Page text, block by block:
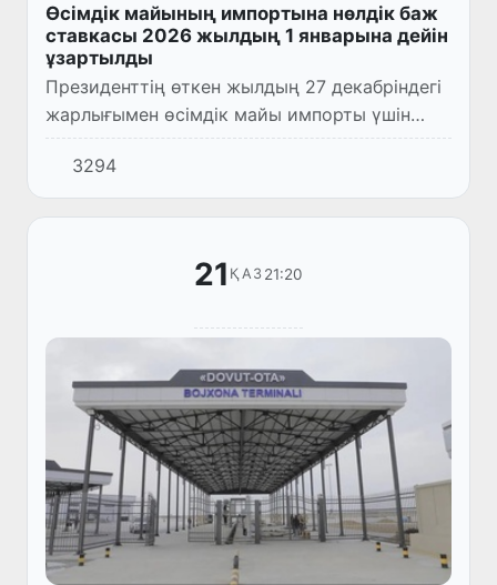
Өсімдік майының импортына нөлдік баж
ставкасы 2026 жылдың 1 январына дейін
ұзартылды
Президенттің өткен жылдың 27 декабріндегі
жарлығымен өсімдік майы импорты үшін
кедендік бажының нөл ставкасы мерзімі
ұзартылды.
3294
21 ҚАЗ 21:20